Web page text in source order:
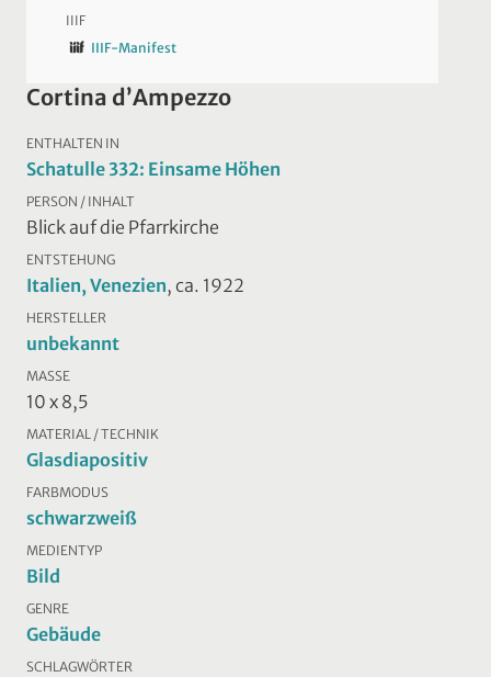
IIIF
IIIF-Manifest
Cortina d’Ampezzo
ENTHALTEN IN
Schatulle 332: Einsame Höhen
PERSON / INHALT
Blick auf die Pfarrkirche
ENTSTEHUNG
Italien, Venezien, ca. 1922
HERSTELLER
unbekannt
MASSE
10 x 8,5
MATERIAL / TECHNIK
Glasdiapositiv
FARBMODUS
schwarzweiß
MEDIENTYP
Bild
GENRE
Gebäude
SCHLAGWÖRTER